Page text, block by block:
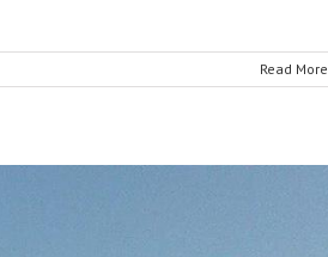
Read More